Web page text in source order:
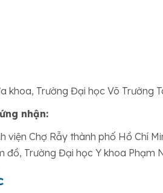
khoa, Trường Đại học Võ Trường
nhận:
viện Chợ Rẫy thành phố Hồ Chí
đồ, Trường Đại học Y khoa Phạm